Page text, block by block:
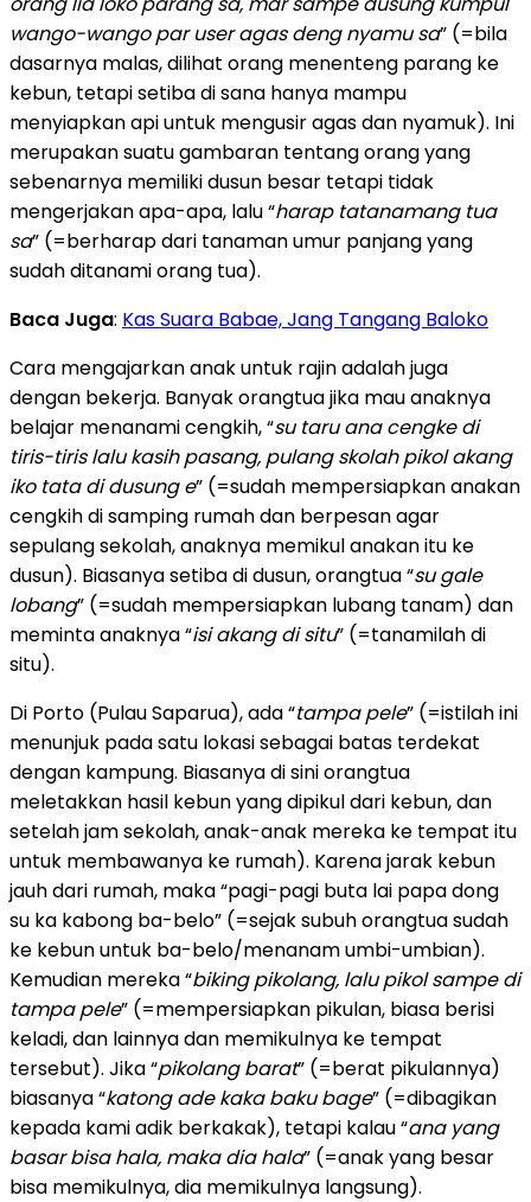
wango-wango par user agas deng nyamu sa” (=bila
dasarnya malas, dilihat orang menenteng parang ke
kebun, tetapi setiba di sana hanya mampu
menyiapkan api untuk mengusir agas dan nyamuk). Ini
merupakan suatu gambaran tentang orang yang
sebenarnya memiliki dusun besar tetapi tidak
mengerjakan apa-apa, lalu “harap tatanamang tua
sa” (=berharap dari tanaman umur panjang yang
sudah ditanami orang tua).
Baca Juga: Kas Suara Babae, Jang Tangang Baloko
Cara mengajarkan anak untuk rajin adalah juga
dengan bekerja. Banyak orangtua jika mau anaknya
belajar menanami cengkih, “su taru ana cengke di
tiris-tiris lalu kasih pasang, pulang skolah pikol akang
iko tata di dusung e” (=sudah mempersiapkan anakan
cengkih di samping rumah dan berpesan agar
sepulang sekolah, anaknya memikul anakan itu ke
dusun). Biasanya setiba di dusun, orangtua “su gale
lobang” (=sudah mempersiapkan lubang tanam) dan
meminta anaknya “isi akang di situ” (=tanamilah di
situ).
Di Porto (Pulau Saparua), ada “tampa pele” (=istilah ini
menunjuk pada satu lokasi sebagai batas terdekat
dengan kampung. Biasanya di sini orangtua
meletakkan hasil kebun yang dipikul dari kebun, dan
setelah jam sekolah, anak-anak mereka ke tempat itu
untuk membawanya ke rumah). Karena jarak kebun
jauh dari rumah, maka “pagi-pagi buta lai papa dong
su ka kabong ba-belo” (=sejak subuh orangtua sudah
ke kebun untuk ba-belo/menanam umbi-umbian).
Kemudian mereka “biking pikolang, lalu pikol sampe di
tampa pele” (=mempersiapkan pikulan, biasa berisi
keladi, dan lainnya dan memikulnya ke tempat
tersebut). Jika “pikolang barat” (=berat pikulannya)
biasanya “katong ade kaka baku bage” (=dibagikan
kepada kami adik berkakak), tetapi kalau “ana yang
basar bisa hala, maka dia hala” (=anak yang besar
bisa memikulnya, dia memikulnya langsung).